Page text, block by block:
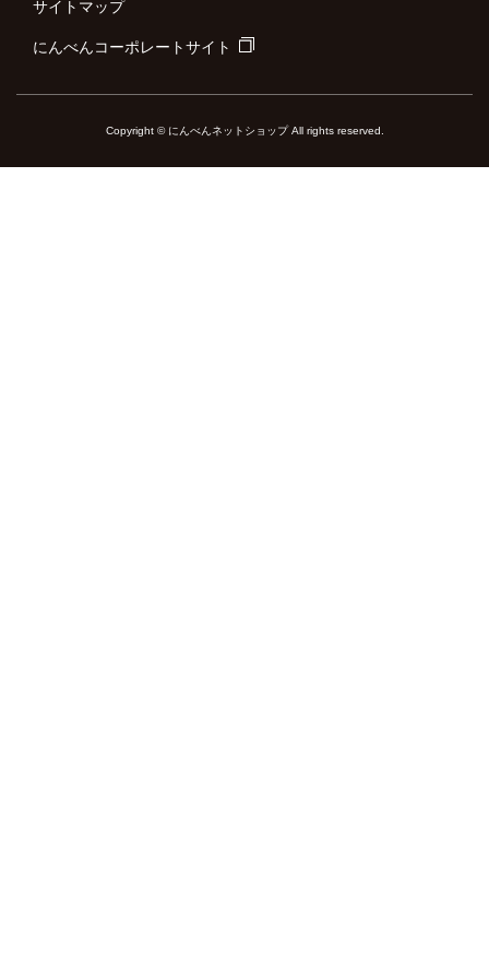
サイトマップ
にんべんコーポレートサイト
Copyright © にんべんネットショップ All rights reserved.